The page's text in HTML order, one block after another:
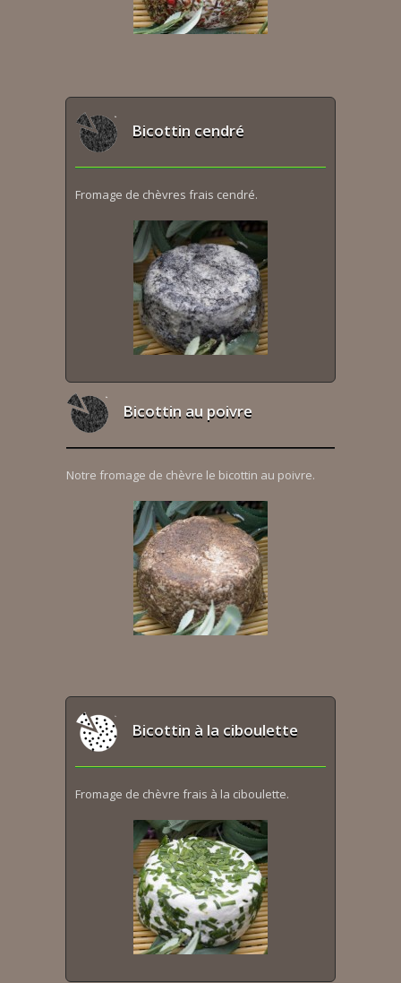
Bicottin cendré
Fromage de chèvres frais cendré.
Bicottin au poivre
Notre fromage de chèvre le bicottin au poivre.
Bicottin à la ciboulette
Fromage de chèvre frais à la ciboulette.